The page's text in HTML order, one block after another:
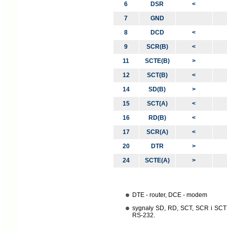
6
DSR
<
7
GND
8
DCD
<
9
SCR(B)
<
11
SCTE(B)
>
12
SCT(B)
<
14
SD(B)
>
15
SCT(A)
<
16
RD(B)
<
17
SCR(A)
<
20
DTR
>
24
SCTE(A) >
DTE - router, DCE - modem
sygnały SD, RD, SCT, SCR i
RS-232.